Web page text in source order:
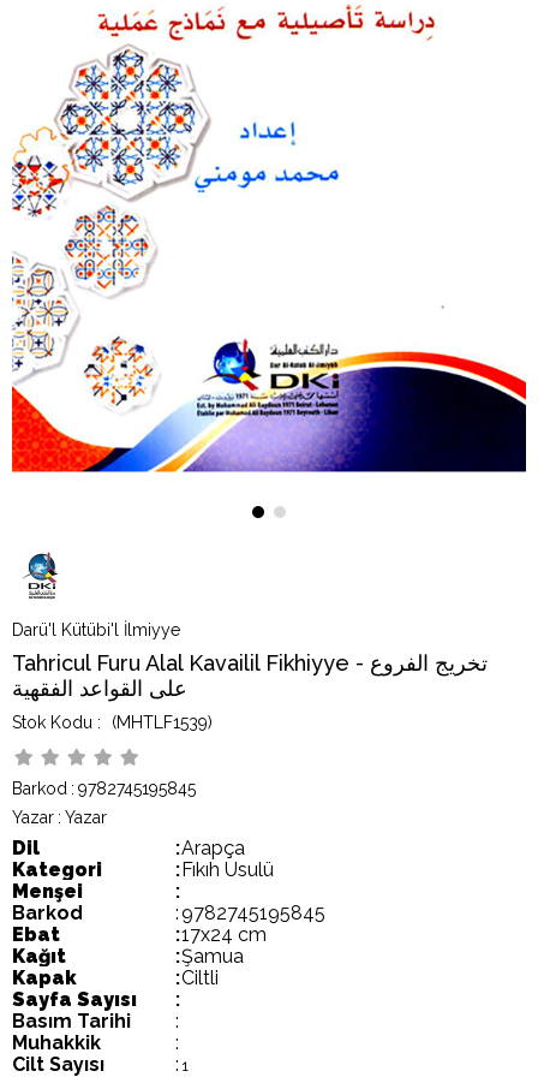
Darü'l Kütübi'l İlmiyye
Tahricul Furu Alal Kavailil Fikhiyye - تخريج الفروع
على القواعد الفقهية
(MHTLF1539)
Barkod : 9782745195845
Yazar : Yazar
Dil :Arapça
Kategori
:Fıkıh Usulü
Menşei
:
Barkod
:9782745195845
Ebat
:17x24 cm
Kağıt
:Şamua
Kapak
:Ciltli
Sayfa Sayısı
:
Basım Tarihi
:
Muhakkik
:
Cilt Sayısı
: 1